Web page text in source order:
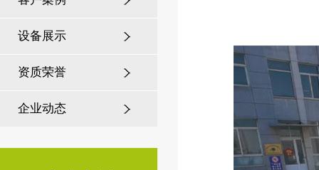
设备展示
资质荣誉
企业动态
为何全国200+城市选择江苏美